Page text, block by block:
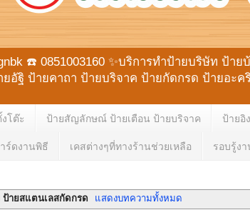
☎️ 0851003160 ✨บริการทำป้ายบริษัท ป้
อัฐิ ป้ายคาถา ป้ายบริจาค ป้ายกัดกรด ป้ายอะ
โต๊ะ ป้ายสัญลักษณ์ ป้ายเตือน ป้ายบริจาค ป้ายอิ
ร์ดงานพิธี เคสต่างๆที่ทางร้านช่วยเหลือ รอบรู้ง
ป้ายสแตนเลสกัดกรด แสดงบทความทั้งหมด